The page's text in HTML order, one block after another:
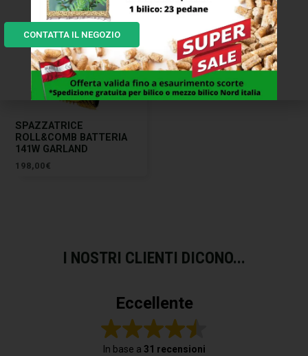
SPAZZATRICE
ROLL&COMB BATTERIA
141W GARLAND
198,00€
I NOSTRI CLIENTI DICONO...
Eccellente
In base a 31 recensioni
CONTATTA IL NEGOZIO